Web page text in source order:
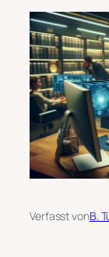
Verfasst vonB.